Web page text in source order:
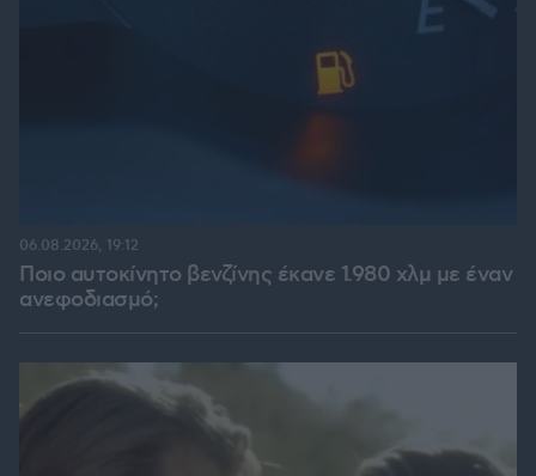
Ποιο αυτοκίνητο βενζίνης έκανε 1.980 χλμ με έναν
ανεφοδιασμό;
06.08.2026, 19:12